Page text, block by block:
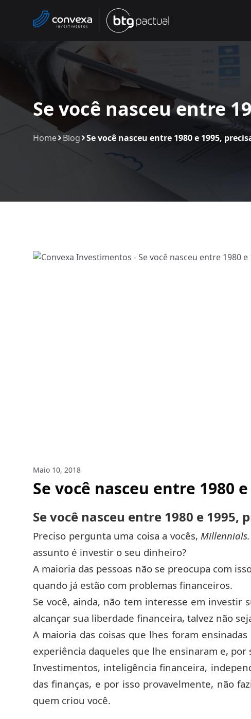
Se você nasceu entre
Home Blog Se você nasceu entre 1980 e 1995,
Maio 10, 2018
Se você nasceu entre 1980
Se você nasceu entre 1980 e 1995,
Preciso pergunta uma coisa a vocês,
assunto é investir o seu dinheiro?
A maioria das pessoas não se preocupa com
quando já estão com problemas financeiros.
Se você, ainda, não tem interesse em investir
alcançar sua liberdade financeira, talvez não
A maioria das coisas que lhes foram
experiência daqueles que lhe ensinaram e,
Investimentos, inteligência financeira,
das finanças, e por isso provavelmente, não
quem criou você.